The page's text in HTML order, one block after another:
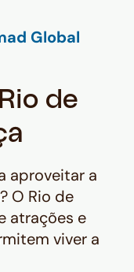
de
aproveitar a
O Rio de
atrações e
viver a